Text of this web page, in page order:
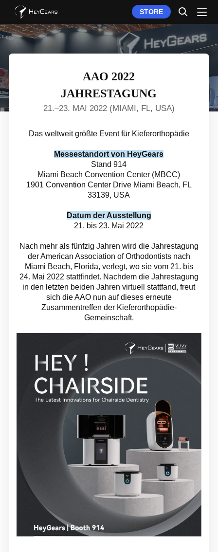
STORE
AAO 2022
JAHRESTAGUNG
21.–23. MAI 2022 (MIAMI, FL, USA)
Das weltweit größte Event für Kieferorthopädie
Messestandort von HeyGears
Stand 914
Miami Beach Convention Center (MBCC)
1901 Convention Center Drive Miami Beach, FL
33139, USA
Datum der Ausstellung
21. bis 23. Mai 2022
Nach mehr als fünfzig Jahren wird die Jahrestagung
der American Association of Orthodontists nach
Miami Beach, Florida, verlegt, wo sie vom 21. bis
24. Mai 2022 stattfindet. Nachdem die Jahrestagung
in den letzten beiden Jahren virtuell stattfand, freut
sich die AAO nun auf dieses erneute
Zusammentreffen der Kieferorthopädie-
Gemeinschaft.